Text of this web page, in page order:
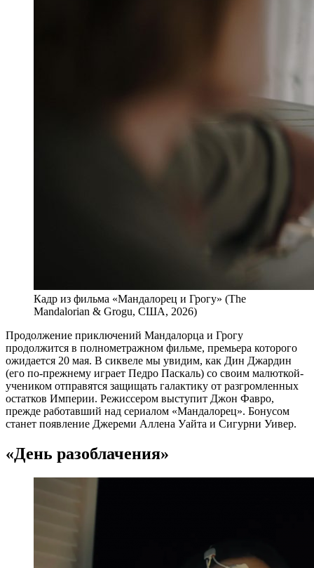
Кадр из фильма «Мандалорец и Грогу» (The
Mandalorian & Grogu, США, 2026)
Продолжение приключений Мандалорца и Грогу
продолжится в полнометражном фильме, премьера которого
ожидается 20 мая. В сиквеле мы увидим, как Дин Джардин
(его по-прежнему играет Педро Паскаль) со своим малюткой-
учеником отправятся защищать галактику от разгромленных
остатков Империи. Режиссером выступит Джон Фавро,
прежде работавший над сериалом «Мандалорец». Бонусом
станет появление Джереми Аллена Уайта и Сигурни Уивер.
«День разоблачения»